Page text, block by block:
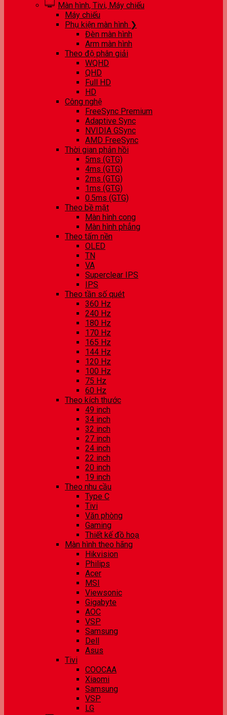
Màn hình, Tivi, Máy chiếu
Máy chiếu
Phụ kiện màn hình ❯
Đèn màn hình
Arm màn hình
Theo độ phân giải
WQHD
QHD
Full HD
HD
Công nghệ
FreeSync Premium
Adaptive Sync
NVIDIA GSync
AMD FreeSync
Thời gian phản hồi
5ms (GTG)
4ms (GTG)
2ms (GTG)
1ms (GTG)
0.5ms (GTG)
Theo bề mặt
Màn hình cong
Màn hình phẳng
Theo tấm nền
OLED
TN
VA
Superclear IPS
IPS
Theo tần số quét
360 Hz
240 Hz
180 Hz
170 Hz
165 Hz
144 Hz
120 Hz
100 Hz
75 Hz
60 Hz
Theo kích thước
49 inch
34 inch
32 inch
27 inch
24 inch
22 inch
20 inch
19 inch
Theo nhu cầu
Type C
Tivi
Văn phòng
Gaming
Thiết kế đồ hoạ
Màn hình theo hãng
Hikvision
Philips
Acer
MSI
Viewsonic
Gigabyte
AOC
VSP
Samsung
Dell
Asus
Tivi
COOCAA
Xiaomi
Samsung
VSP
LG